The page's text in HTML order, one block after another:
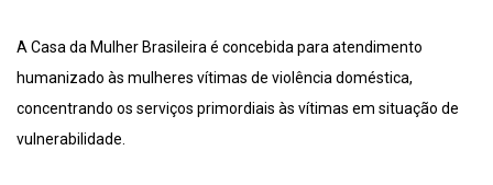
A Casa da Mulher Brasileira é concebida para atendimento
humanizado às mulheres vítimas de violência doméstica,
concentrando os serviços primordiais às vítimas em situação de
vulnerabilidade.